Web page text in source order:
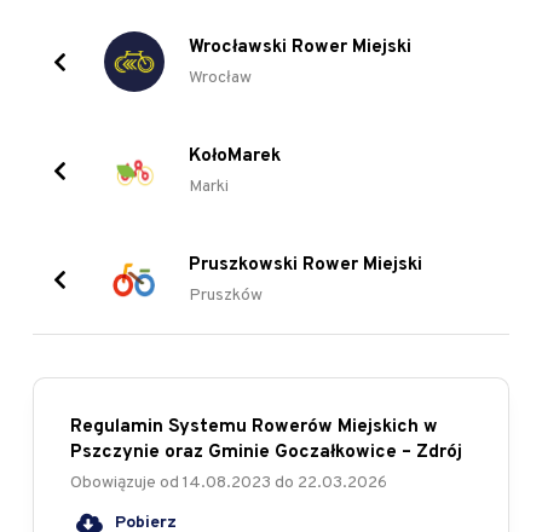
Wrocławski Rower Miejski
Wrocław
KołoMarek
Marki
Pruszkowski Rower Miejski
Pruszków
Regulamin Systemu Rowerów Miejskich w
Pszczynie oraz Gminie Goczałkowice – Zdrój
Obowiązuje od 14.08.2023 do 22.03.2026
Pobierz